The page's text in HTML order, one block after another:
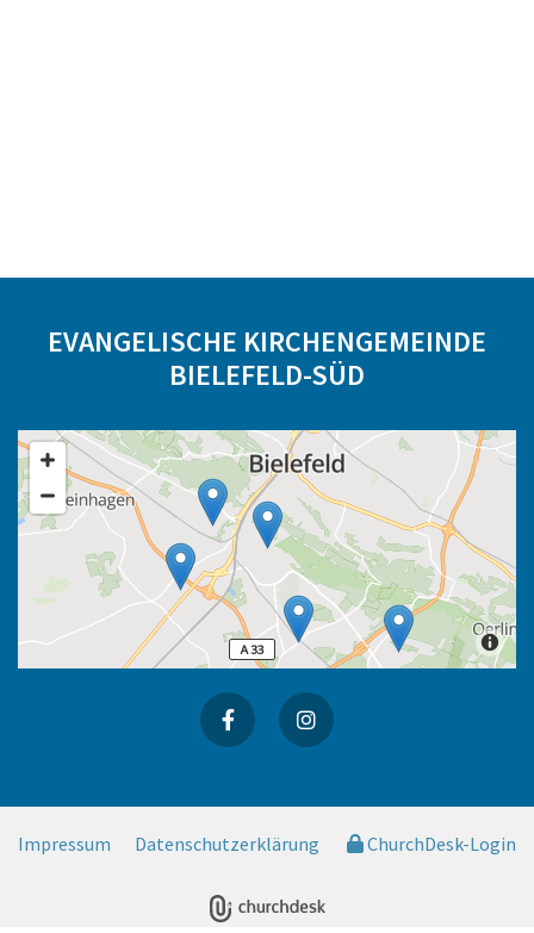
EVANGELISCHE KIRCHENGEMEINDE
BIELEFELD-SÜD
Impressum Datenschutzerklärung ChurchDesk-Login